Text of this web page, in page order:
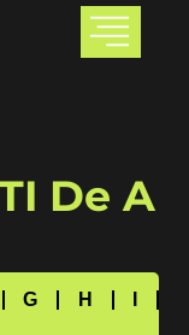
De A
G H
I